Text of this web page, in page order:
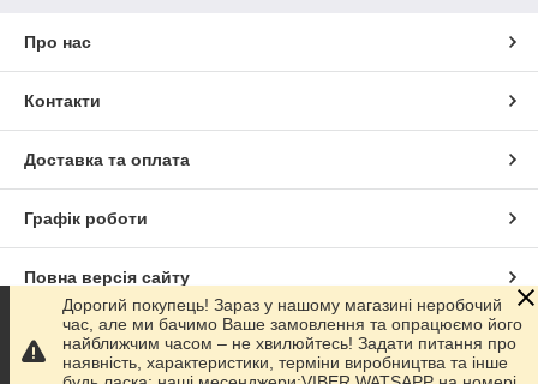
Про нас
Контакти
Доставка та оплата
Графік роботи
Повна версія сайту
Сайт створено на маркетплейсіProm.ua
Дорогий покупець! Зараз у нашому магазині неробочий
час, але ми бачимо Ваше замовлення та опрацюємо його
найближчим часом – не хвилюйтесь! Задати питання про
наявність, характеристики, терміни виробництва та інше